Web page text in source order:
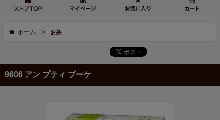
ホーム > お茶
9606 アン プティ ブーケ